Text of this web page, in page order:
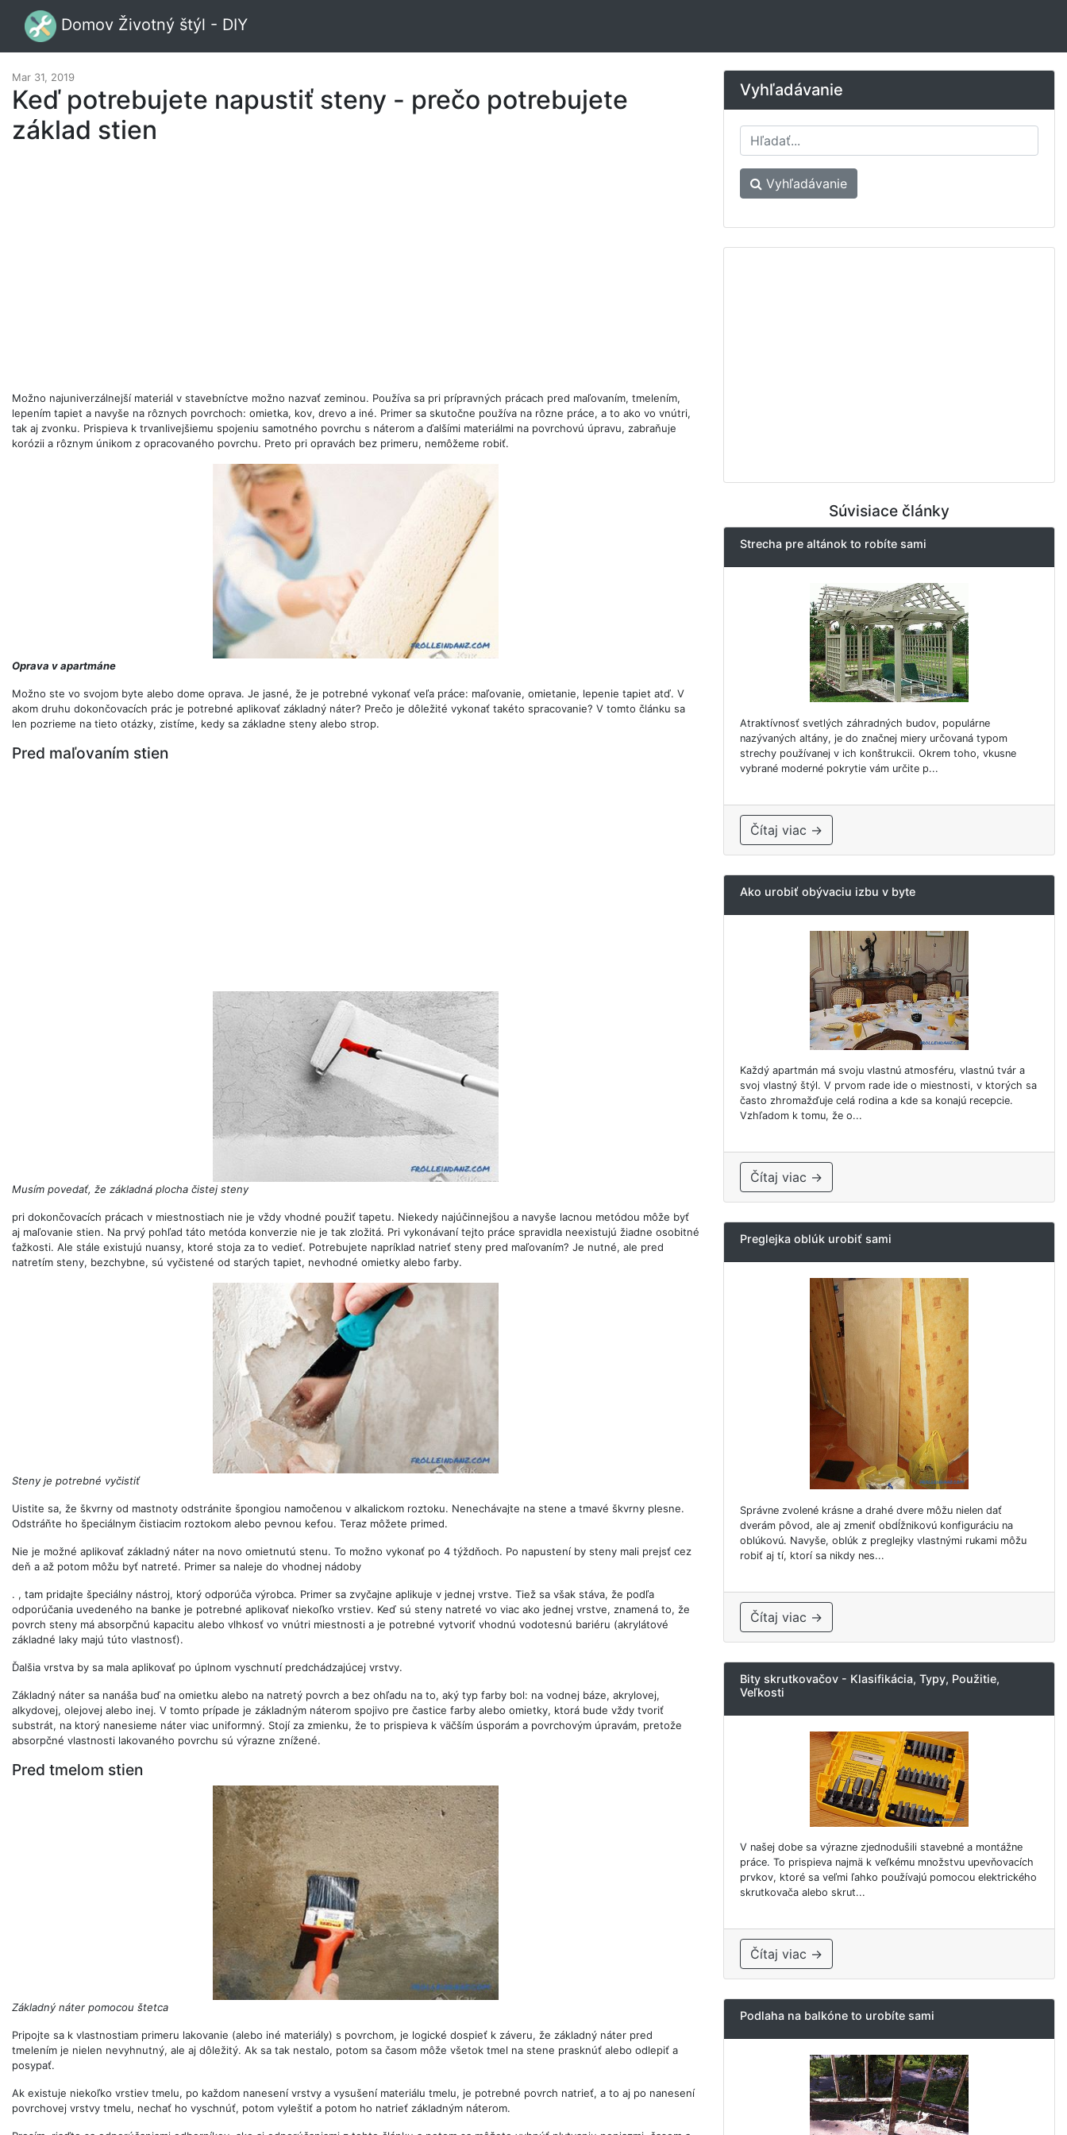
Domov Životný štýl - DIY
Mar 31, 2019
Keď potrebujete napustiť steny - prečo potrebujete
základ stien
Možno najuniverzálnejší materiál v stavebníctve možno nazvať zeminou. Používa sa pri prípravných prácach pred maľovaním, tmelením,
lepením tapiet a navyše na rôznych povrchoch: omietka, kov, drevo a iné. Primer sa skutočne používa na rôzne práce, a to ako vo vnútri,
tak aj zvonku. Prispieva k trvanlivejšiemu spojeniu samotného povrchu s náterom a ďalšími materiálmi na povrchovú úpravu, zabraňuje
korózii a rôznym únikom z opracovaného povrchu. Preto pri opravách bez primeru, nemôžeme robiť.
Oprava v apartmáne
Možno ste vo svojom byte alebo dome oprava. Je jasné, že je potrebné vykonať veľa práce: maľovanie, omietanie, lepenie tapiet atď. V
akom druhu dokončovacích prác je potrebné aplikovať základný náter? Prečo je dôležité vykonať takéto spracovanie? V tomto článku sa
len pozrieme na tieto otázky, zistíme, kedy sa základne steny alebo strop.
Pred maľovaním stien
Musím povedať, že základná plocha čistej steny
pri dokončovacích prácach v miestnostiach nie je vždy vhodné použiť tapetu. Niekedy najúčinnejšou a navyše lacnou metódou môže byť
aj maľovanie stien. Na prvý pohľad táto metóda konverzie nie je tak zložitá. Pri vykonávaní tejto práce spravidla neexistujú žiadne osobitné
ťažkosti. Ale stále existujú nuansy, ktoré stoja za to vedieť. Potrebujete napríklad natrieť steny pred maľovaním? Je nutné, ale pred
natretím steny, bezchybne, sú vyčistené od starých tapiet, nevhodné omietky alebo farby.
Steny je potrebné vyčistiť
Uistite sa, že škvrny od mastnoty odstránite špongiou namočenou v alkalickom roztoku. Nenechávajte na stene a tmavé škvrny plesne.
Odstráňte ho špeciálnym čistiacim roztokom alebo pevnou kefou. Teraz môžete primed.
Nie je možné aplikovať základný náter na novo omietnutú stenu. To možno vykonať po 4 týždňoch. Po napustení by steny mali prejsť cez
deň a až potom môžu byť natreté. Primer sa naleje do vhodnej nádoby
. , tam pridajte špeciálny nástroj, ktorý odporúča výrobca. Primer sa zvyčajne aplikuje v jednej vrstve. Tiež sa však stáva, že podľa
odporúčania uvedeného na banke je potrebné aplikovať niekoľko vrstiev. Keď sú steny natreté vo viac ako jednej vrstve, znamená to, že
povrch steny má absorpčnú kapacitu alebo vlhkosť vo vnútri miestnosti a je potrebné vytvoriť vhodnú vodotesnú bariéru (akrylátové
základné laky majú túto vlastnosť).
Ďalšia vrstva by sa mala aplikovať po úplnom vyschnutí predchádzajúcej vrstvy.
Základný náter sa nanáša buď na omietku alebo na natretý povrch a bez ohľadu na to, aký typ farby bol: na vodnej báze, akrylovej,
alkydovej, olejovej alebo inej. V tomto prípade je základným náterom spojivo pre častice farby alebo omietky, ktorá bude vždy tvoriť
substrát, na ktorý nanesieme náter viac uniformný. Stojí za zmienku, že to prispieva k väčším úsporám a povrchovým úpravám, pretože
absorpčné vlastnosti lakovaného povrchu sú výrazne znížené.
Pred tmelom stien
Základný náter pomocou štetca
Pripojte sa k vlastnostiam primeru lakovanie (alebo iné materiály) s povrchom, je logické dospieť k záveru, že základný náter pred
tmelením je nielen nevyhnutný, ale aj dôležitý. Ak sa tak nestalo, potom sa časom môže všetok tmel na stene prasknúť alebo odlepiť a
posypať.
Ak existuje niekoľko vrstiev tmelu, po každom nanesení vrstvy a vysušení materiálu tmelu, je potrebné povrch natrieť, a to aj po nanesení
povrchovej vrstvy tmelu, nechať ho vyschnúť, potom vyleštiť a potom ho natrieť základným náterom.
Vyhľadávanie
Vyhľadávanie
Súvisiace články
Strecha pre altánok to robíte sami
Atraktívnosť svetlých záhradných budov, populárne
nazývaných altány, je do značnej miery určovaná typom
strechy používanej v ich konštrukcii. Okrem toho, vkusne
vybrané moderné pokrytie vám určite p...
Čítaj viac →
Ako urobiť obývaciu izbu v byte
Každý apartmán má svoju vlastnú atmosféru, vlastnú tvár a
svoj vlastný štýl. V prvom rade ide o miestnosti, v ktorých sa
často zhromažďuje celá rodina a kde sa konajú recepcie.
Vzhľadom k tomu, že o...
Čítaj viac →
Preglejka oblúk urobiť sami
Správne zvolené krásne a drahé dvere môžu nielen dať
dverám pôvod, ale aj zmeniť obdĺžnikovú konfiguráciu na
oblúkovú. Navyše, oblúk z preglejky vlastnými rukami môžu
robiť aj tí, ktorí sa nikdy nes...
Čítaj viac →
Bity skrutkovačov - Klasifikácia, Typy, Použitie,
Veľkosti
V našej dobe sa výrazne zjednodušili stavebné a montážne
práce. To prispieva najmä k veľkému množstvu upevňovacích
prvkov, ktoré sa veľmi ľahko používajú pomocou elektrického
skrutkovača alebo skrut...
Čítaj viac →
Podlaha na balkóne to urobíte sami